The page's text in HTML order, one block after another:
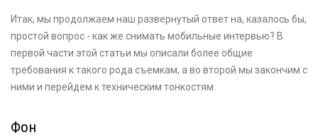
Итак, мы продолжаем наш развернутый ответ на, казалось бы,
простой вопрос - как же снимать мобильные интервью? В
первой части этой статьи мы описали более общие
требования к такого рода съемкам, а во второй мы закончим с
ними и перейдем к техническим тонкостям.
Фон